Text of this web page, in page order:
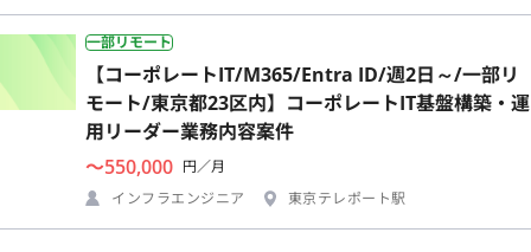
一部リモート
【コーポレートIT/M365/Entra ID/週2日～/一部リ
モート/東京都23区内】コーポレートIT基盤構築・運
用リーダー業務内容案件
〜550,000 円／月
インフラエンジニア
東京テレポート駅